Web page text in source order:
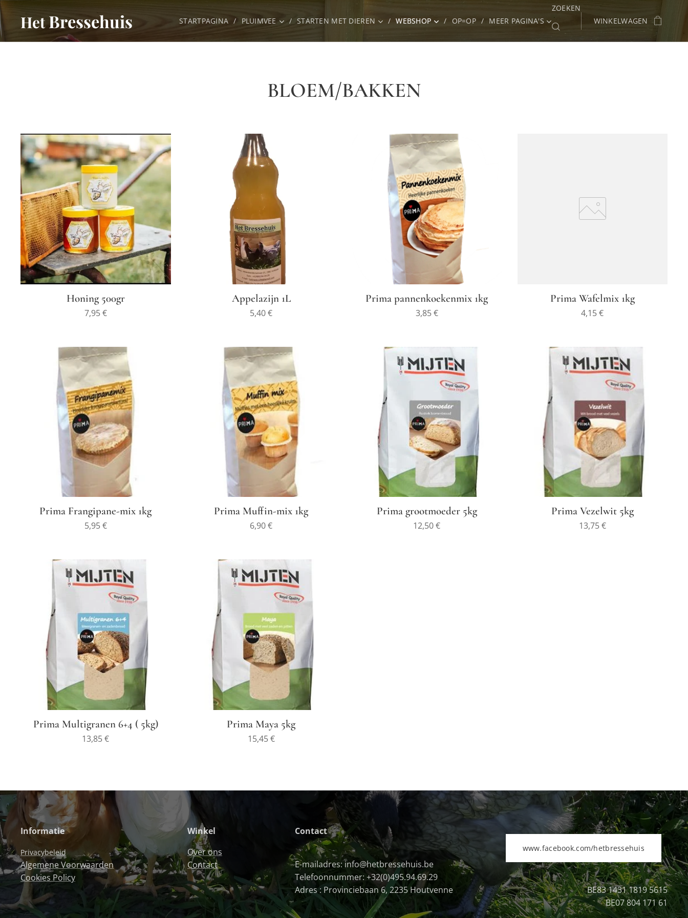
HetBressehuis STARTPAGINA PLUIMVEE STARTEN MET DIEREN WEBSHOP OP=OP MEER PAGINA'S
ZOEKEN
WINKELWAGEN
BLOEM/BAKKEN
Honing 500gr
7,95€
Appelazijn 1L
5,40€
Prima pannenkoekenmix 1kg
3,85€
Prima Wafelmix 1kg
4,15€
Prima Frangipane-mix 1kg
5,95€
Prima Muffin-mix 1kg
6,90€
Prima grootmoeder 5kg
12,50€
Prima Vezelwit 5kg
13,75€
Prima Multigranen 6+4 ( 5kg)
13,85€
Prima Maya 5kg
15,45€
Informatie
Privacybeleid
Algemene Voorwaarden
Cookies Policy
Winkel
Over ons
Contact
Contact
E-mailadres: info@hetbressehuis.be
Telefoonnummer: +32(0)495.94.69.29
Adres : Provinciebaan 6, 2235 Houtvenne
www.facebook.com/hetbressehuis
BE83 1431 1819 5615
BE07 804 171 61